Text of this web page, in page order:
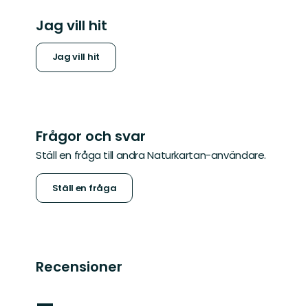
Jag vill hit
Jag vill hit
Frågor och svar
Ställ en fråga till andra Naturkartan-användare.
Ställ en fråga
Recensioner